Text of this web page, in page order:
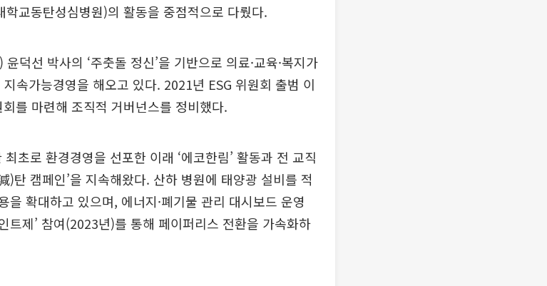
학교동탄성심병원)의 활동을 중점적으로 다뤘다.
덕선 박사의 ‘주춧돌 정신’을 기반으로 의료·교육·복지가
속가능경영을 해오고 있다. 2021년 ESG 위원회 출범 이
를 마련해 조직적 거버넌스를 정비했다.
초로 환경경영을 선포한 이래 ‘에코한림’ 활동과 전 교직
)탄 캠페인’을 지속해왔다. 산하 병원에 태양광 설비를 적
을 확대하고 있으며, 에너지·폐기물 관리 대시보드 운영
트제’ 참여(2023년)를 통해 페이퍼리스 전환을 가속화하